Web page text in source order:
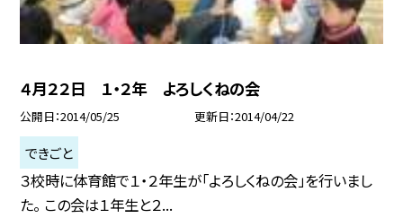
４月２２日 １・２年 よろしくねの会
公開日 2014/05/25 更新日 2014/04/22
できごと
３校時に体育館で１・２年生が「よろしくねの会」を行いまし
た。 この会は１年生と２...